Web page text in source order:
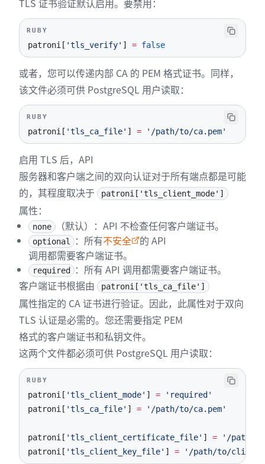
TLS 证书验证默认启用。要禁用：
RUBY
patroni [ 'tls_verify' ] = false
或者，您可以传递内部 CA 的 PEM 格式证书。同样，
该文件必须可供 PostgreSQL 用户读取：
RUBY
patroni [ 'tls_ca_file' ] = '/path/to/ca.pem'
启用 TLS 后，API
服务器和客户端之间的双向认证对于所有端点都是可能
的，其程度取决于
patroni['tls_client_mode']
属性：
none （默认）：API 不检查任何客户端证书。
optional ：所有不安全
的 API
调用都需要客户端证书。
required
：所有 API 调用都需要客户端证书。
客户端证书根据由
patroni['tls_ca_file']
属性指定的 CA 证书进行验证。因此，此属性对于双向
TLS 认证是必需的。您还需要指定 PEM
格式的客户端证书和私钥文件。
这两个文件都必须可供 PostgreSQL 用户读取：
RUBY
patroni [ 'tls_client_mode' ] =
'required'
patroni [ 'tls_ca_file' ] = '/path/to/ca.pem'
patroni [ 'tls_client_certificate_file' ] =
'/path/
patroni [ 'tls_client_key_file' ] = '/path/to/client/